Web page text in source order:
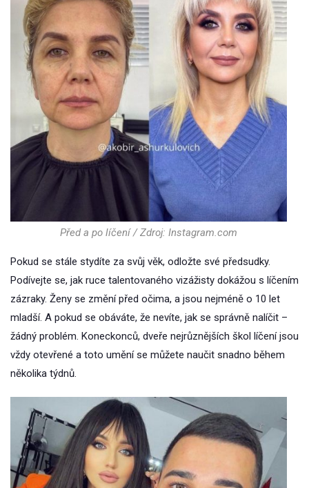
Před a po líčení / Zdroj: Instagram.com
Pokud se stále stydíte za svůj věk, odložte své předsudky.
Podívejte se, jak ruce talentovaného vizážisty dokážou s líčením
zázraky. Ženy se změní před očima, a jsou nejméně o 10 let
mladší. A pokud se obáváte, že nevíte, jak se správně nalíčit –
žádný problém. Koneckonců, dveře nejrůznějších škol líčení jsou
vždy otevřené a toto umění se můžete naučit snadno během
několika týdnů.